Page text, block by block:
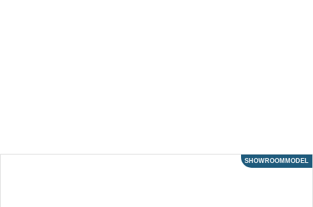
ACTIE
SHOWROOMMODEL